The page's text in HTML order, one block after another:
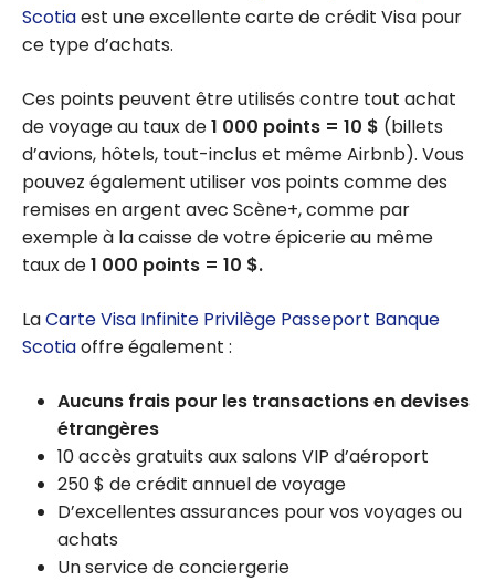
Scotiaest une excellente carte de crédit Visa pour
ce type d’achats.
Ces points peuvent être utilisés contre tout achat
de voyage au taux de1 000 points = 10 $ (billets
d’avions, hôtels, tout-inclus et même Airbnb). Vous
pouvez également utiliser vos points comme des
remises en argent avec Scène+, comme par
exemple à la caisse de votre épicerie au même
taux de1 000 points = 10 $.
LaCarte Visa Infinite Privilège Passeport Banque
Scotiaoffre également :
Aucuns frais pour les transactions en devises
étrangères
10 accès gratuits aux salons VIP d’aéroport
250 $ de crédit annuel de voyage
D’excellentes assurances pour vos voyages ou
achats
Un service de conciergerie